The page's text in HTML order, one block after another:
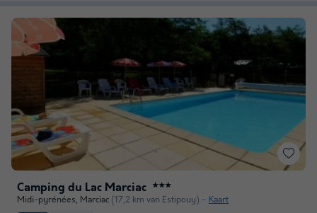
Camping du Lac Marciac ★★★
Midi-pyrénées, Marciac (17,2 km van Estipouy) Kaart